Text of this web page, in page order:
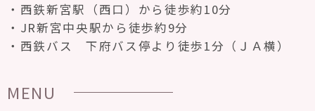
西鉄新宮駅（西口）から徒歩約10分
JR新宮中央駅から徒歩約9分
西鉄バス 下府バス停より徒歩1分（ＪＡ横）
MENU